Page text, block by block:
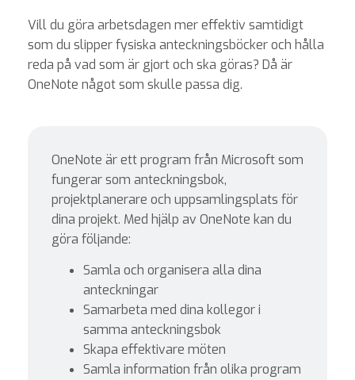
Vill du göra arbetsdagen mer effektiv samtidigt
som du slipper fysiska anteckningsböcker och hålla
reda på vad som är gjort och ska göras? Då är
OneNote något som skulle passa dig.
OneNote är ett program från Microsoft som
fungerar som anteckningsbok,
projektplanerare och uppsamlingsplats för
dina projekt. Med hjälp av OneNote kan du
göra följande:
Samla och organisera alla dina
anteckningar
Samarbeta med dina kollegor i
samma anteckningsbok
Skapa effektivare möten
Samla information från olika program